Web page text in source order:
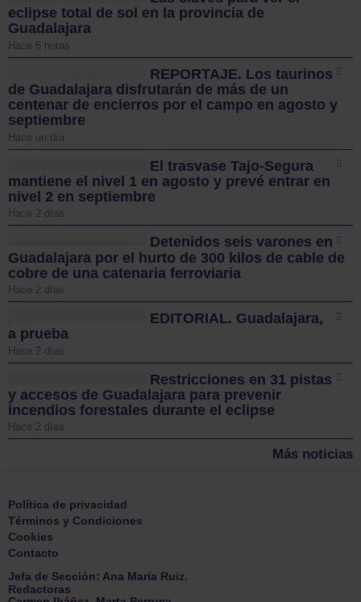
eclipse total de sol en la provincia de
Guadalajara
Hace 6 horas
REPORTAJE. Los taurinos
de Guadalajara disfrutarán de más de un
centenar de encierros por el campo en agosto y
septiembre
Hace un día
El trasvase Tajo-Segura
mantiene el nivel 1 en agosto y prevé entrar en
nivel 2 en septiembre
Hace 2 días
Detenidos seis varones en
Guadalajara por el hurto de 300 kilos de cable de
cobre de una catenaria ferroviaria
Hace 2 días
EDITORIAL. Guadalajara,
a prueba
Hace 2 días
Restricciones en 31 pistas
y accesos de Guadalajara para prevenir
incendios forestales durante el eclipse
Hace 2 días
Más noticias
Política de privacidad
Términos y Condiciones
Cookies
Contacto
Jefa de Sección: Ana María Ruiz.
Redactoras